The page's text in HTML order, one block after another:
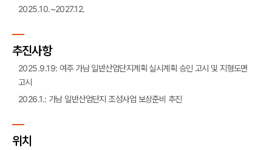
2025.10.~2027.12.
추진사항
2025.9.19: 여주 가남 일반산업단지계획 실시계획 승인 고시 및 지형도면
고시
2026.1.: 가남 일반산업단지 조성사업 보상준비 추진
위치